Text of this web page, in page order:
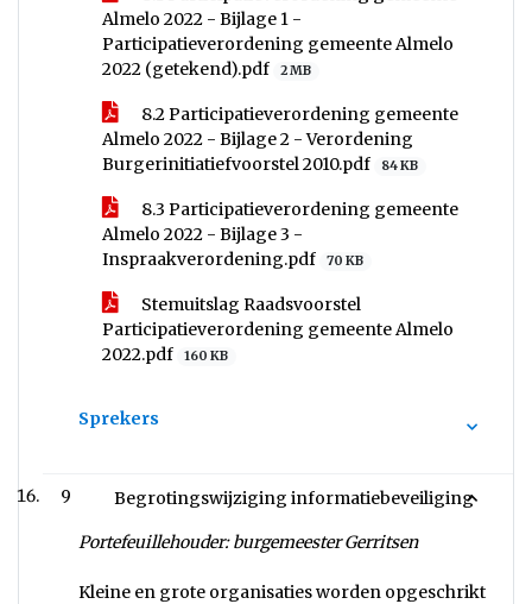
Almelo 2022 - Bijlage 1 -
Participatieverordening gemeente Almelo
2022 (getekend).pdf
2 MB
8.2 Participatieverordening gemeente
Almelo 2022 - Bijlage 2 - Verordening
Burgerinitiatiefvoorstel 2010.pdf
84 KB
8.3 Participatieverordening gemeente
Almelo 2022 - Bijlage 3 -
Inspraakverordening.pdf
70 KB
Stemuitslag Raadsvoorstel
Participatieverordening gemeente Almelo
2022.pdf
160 KB
Sprekers
9 Begrotingswijziging informatiebeveiliging
Portefeuillehouder: burgemeester Gerritsen
Kleine en grote organisaties worden opgeschrikt